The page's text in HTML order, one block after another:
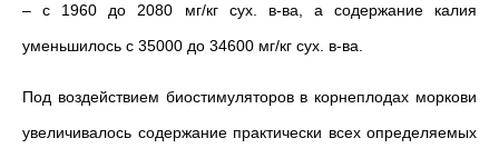
– с 1960 до 2080 мг/кг сух. в-ва, а содержание калия
уменьшилось с 35000 до 34600 мг/кг сух. в-ва.
Под воздействием биостимуляторов в корнеплодах моркови
увеличивалось содержание практически всех определяемых